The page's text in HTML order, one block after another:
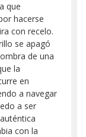
que
hacerse
con recelo.
se apagó
de una
la
en
a navegar
a ser
con la